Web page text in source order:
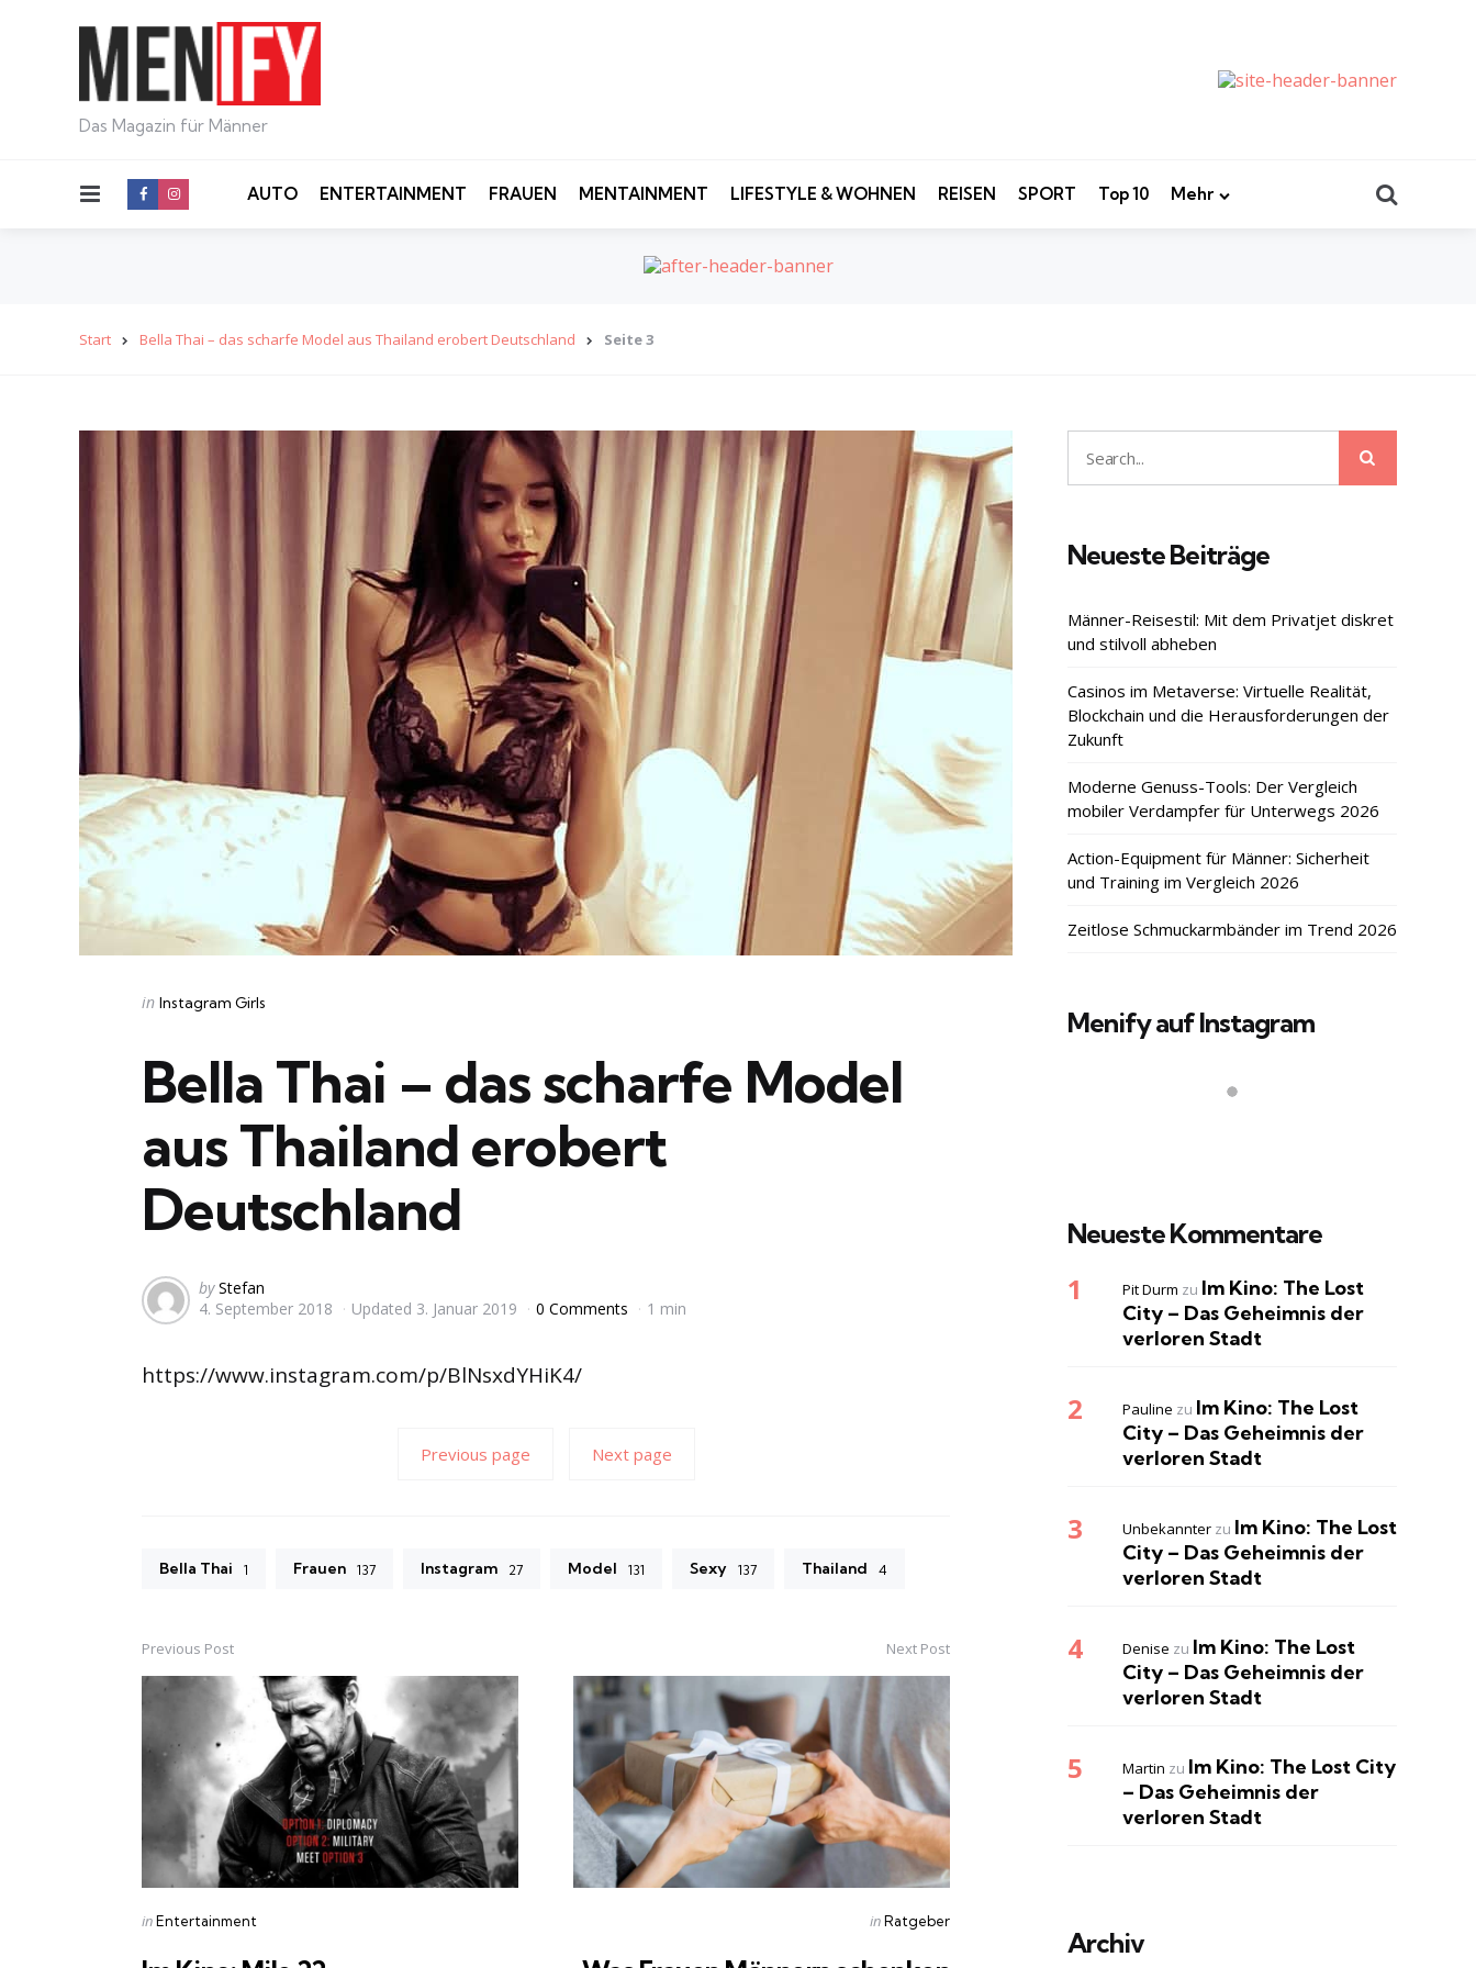
Das Magazin für Männer
Menu AUTO ENTERTAINMENT FRAUEN MENTAINMENT LIFESTYLE & WOHNEN REISEN SPORT Top 10 Mehr
Start Bella Thai – das scharfe Model aus Thailand erobert Deutschland Seite 3
Categories
Posted
in Instagram Girls
Bella Thai – das scharfe Model
aus Thailand erobert
Deutschland
Posted
by
by Stefan
4. September 2018
Updated 3. Januar 2019 0 Comments 1 min
https://www.instagram.com/p/BlNsxdYHiK4/
Previous page Next page
Bella Thai 1 Frauen 137 Instagram 27 Model 131 Sexy 137 Thailand 4
Post
navigation
Previous Post
Posted
inEntertainment
Next Post
Posted
inRatgeber
Search
for:
Neueste Beiträge
Männer-Reisestil: Mit dem Privatjet diskret
und stilvoll abheben
Casinos im Metaverse: Virtuelle Realität,
Blockchain und die Herausforderungen der
Zukunft
Moderne Genuss-Tools: Der Vergleich
mobiler Verdampfer für Unterwegs 2026
Action-Equipment für Männer: Sicherheit
und Training im Vergleich 2026
Zeitlose Schmuckarmbänder im Trend 2026
Menify auf Instagram
Neueste Kommentare
Pit Durm zu Im Kino: The Lost
City – Das Geheimnis der
verloren Stadt
Pauline zu Im Kino: The Lost
City – Das Geheimnis der
verloren Stadt
Unbekannter zu Im Kino: The Lost
City – Das Geheimnis der
verloren Stadt
Denise zu Im Kino: The Lost
City – Das Geheimnis der
verloren Stadt
Martin zu Im Kino: The Lost City
– Das Geheimnis der
verloren Stadt
Archiv